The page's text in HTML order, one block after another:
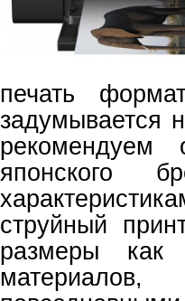
печать
задумывается
рекомендуем
японского
струйный
размеры как